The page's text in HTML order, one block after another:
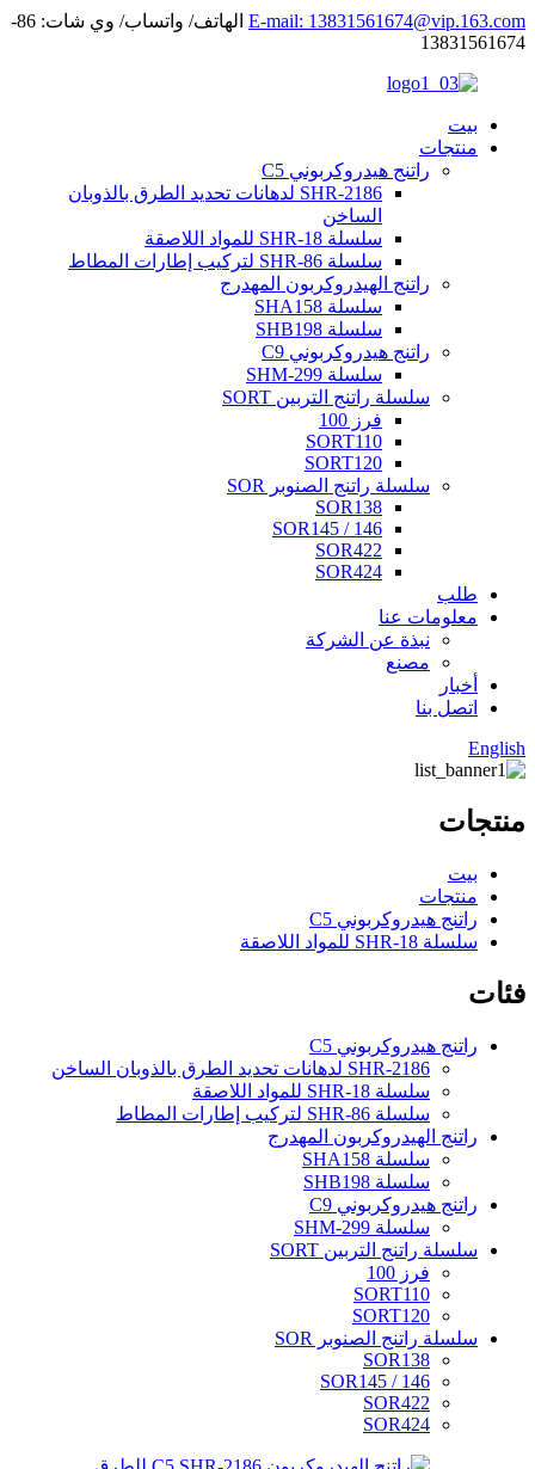
E-mail: 13831561674@vip.163.com
الهاتف/ واتساب/ وي شات: 86-
13831561674
بيت
منتجات
راتنج هيدروكربوني C5
SHR-2186 لدهانات تحديد الطرق بالذوبان
الساخن
سلسلة SHR-18 للمواد اللاصقة
سلسلة SHR-86 لتركيب إطارات المطاط
راتنج الهيدروكربون المهدرج
سلسلة SHA158
سلسلة SHB198
راتنج هيدروكربوني C9
سلسلة SHM-299
سلسلة راتنج التربين SORT
فرز 100
SORT110
SORT120
سلسلة راتنج الصنوبر SOR
SOR138
SOR145 / 146
SOR422
SOR424
طلب
معلومات عنا
نبذة عن الشركة
مصنع
أخبار
اتصل بنا
English
منتجات
بيت
منتجات
راتنج هيدروكربوني C5
سلسلة SHR-18 للمواد اللاصقة
فئات
راتنج هيدروكربوني C5
SHR-2186 لدهانات تحديد الطرق بالذوبان الساخن
سلسلة SHR-18 للمواد اللاصقة
سلسلة SHR-86 لتركيب إطارات المطاط
راتنج الهيدروكربون المهدرج
سلسلة SHA158
سلسلة SHB198
راتنج هيدروكربوني C9
سلسلة SHM-299
سلسلة راتنج التربين SORT
فرز 100
SORT110
SORT120
سلسلة راتنج الصنوبر SOR
SOR138
SOR145 / 146
SOR422
SOR424